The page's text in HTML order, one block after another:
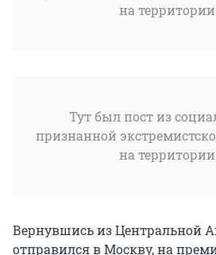
на
Тут был пост из
признанной
на
Вернувшись из Центральной
отправился в Москву, на